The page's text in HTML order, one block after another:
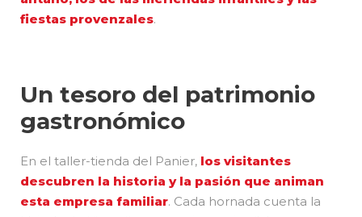
fiestas provenzales.
Un tesoro del patrimonio
gastronómico
En el taller-tienda del Panier, los visitantes
descubren la historia y la pasión que animan
esta empresa familiar. Cada hornada cuenta la